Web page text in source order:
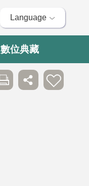
Language
數位典藏